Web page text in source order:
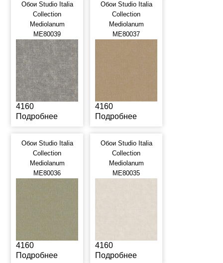
Обои Studio Italia
Collection
Mediolanum
ME80039
4160
Подробнее
Обои Studio Italia
Collection
Mediolanum
ME80037
4160
Подробнее
Обои Studio Italia
Collection
Mediolanum
ME80036
4160
Подробнее
Обои Studio Italia
Collection
Mediolanum
ME80035
4160
Подробнее